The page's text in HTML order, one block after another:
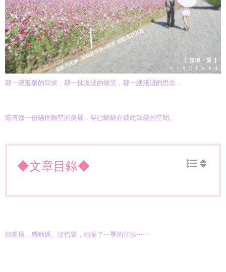
那一聲溫馨的問候，那一抹淡淡的微笑，那一縷淺淺的思念，
還有那一份隔世離空的美麗，早已蜿蜒在彼此深愛的空間。
◆文章目錄◆
溫暖過、感動過、珍惜過，綿長了一季的守候……